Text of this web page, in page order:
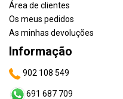
Área de clientes
Os meus pedidos
As minhas devoluções
Informação
902 108 549
691 687 709